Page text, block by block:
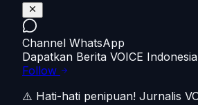
Channel WhatsApp
Dapatkan Berita VOICE
Follow
⚠️ Hati-hati penipuan! Jurnalis